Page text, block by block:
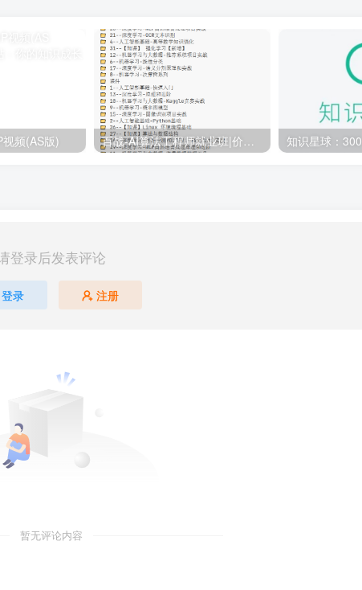
频(AS版) 百战-AI算法工程师就业班|价值18980元|冲击百万年薪|完结无秘
登录后发表评论
登录 注册
暂无评论内容